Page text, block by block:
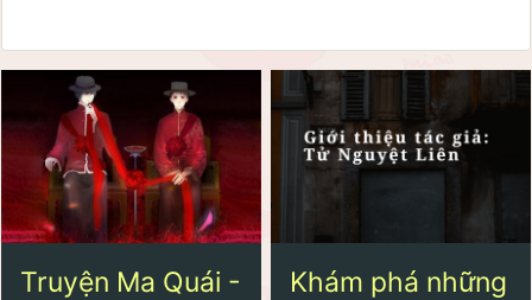
Truyện Ma Quái -
Khám phá những